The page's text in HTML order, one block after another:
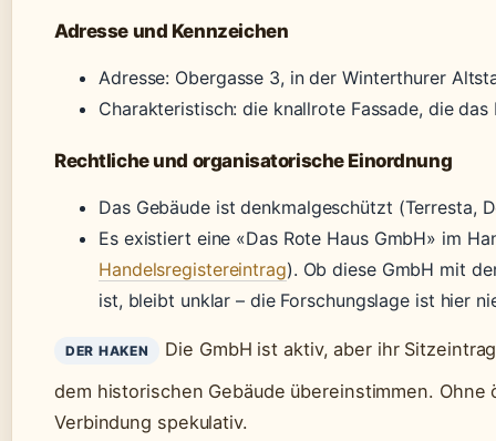
Adresse und Kennzeichen
Adresse: Obergasse 3, in der Winterthurer
Charakteristisch: die knallrote Fassade, die
Rechtliche und organisatorische Einordnung
Das Gebäude ist denkmalgeschützt (Terresta,
Es existiert eine «Das Rote Haus GmbH» im
Handelsregistereintrag). Ob diese GmbH mit
ist, bleibt unklar – die Forschungslage ist hier
DER HAKEN
Die GmbH ist aktiv, aber ihr
dem historischen Gebäude übereinstimmen.
Verbindung spekulativ.